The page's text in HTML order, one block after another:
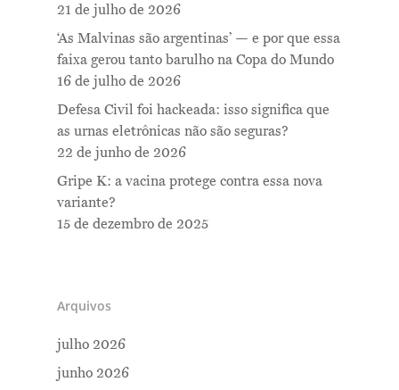
21 de julho de 2026
‘As Malvinas são argentinas’ — e por que essa
faixa gerou tanto barulho na Copa do Mundo
16 de julho de 2026
Defesa Civil foi hackeada: isso significa que
as urnas eletrônicas não são seguras?
22 de junho de 2026
Gripe K: a vacina protege contra essa nova
variante?
15 de dezembro de 2025
Arquivos
julho 2026
junho 2026